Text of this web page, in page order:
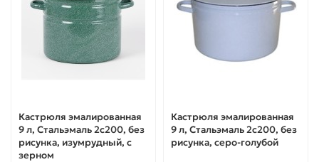
Кастрюля эмалированная
9 л, Стальэмаль 2с200, без
рисунка, изумрудный, с
зерном
Кастрюля эмалированная
9 л, Стальэмаль 2с200, без
рисунка, серо-голубой